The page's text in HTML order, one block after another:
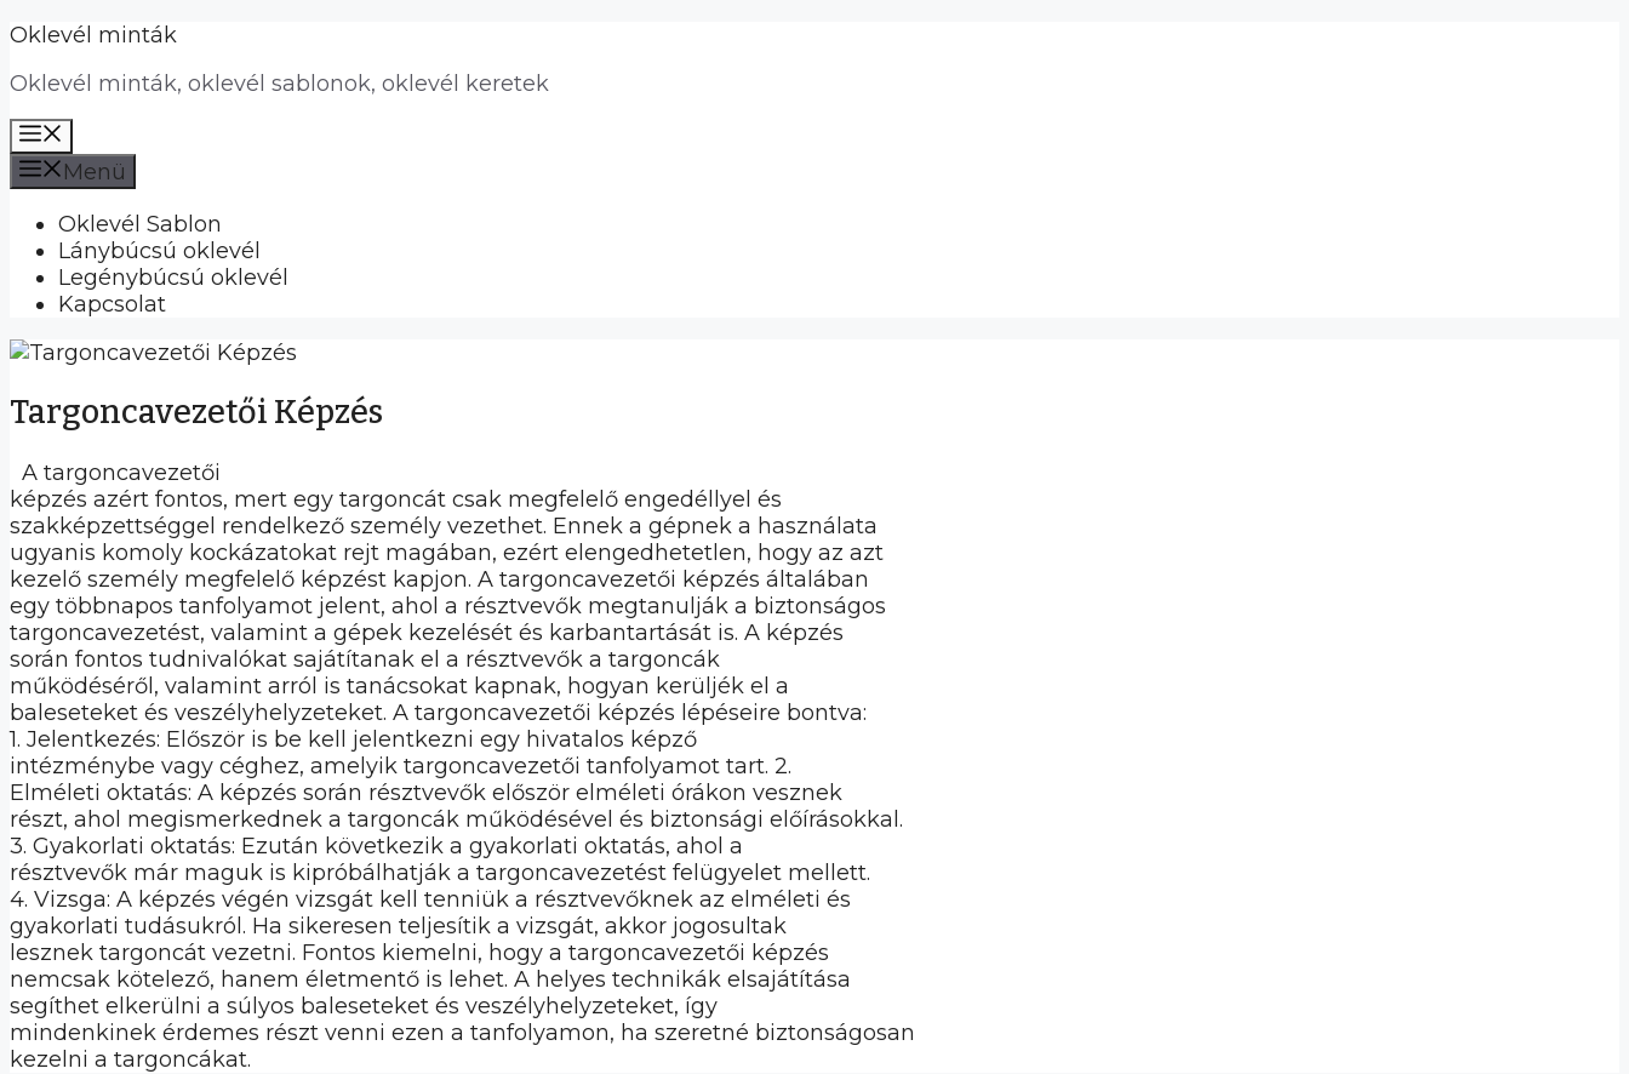
Kilépés
tartalomba
Oklevél minták
Oklevél minták, oklevél sablonok, oklevél keretek
Menü
Oklevél Sablon
Lánybúcsú oklevél
Legénybúcsú oklevél
Kapcsolat
Targoncavezetői Képzés
A targoncavezetői
képzés azért fontos, mert egy targoncát csak megfelelő engedéllyel és
szakképzettséggel rendelkező személy vezethet. Ennek a gépnek a használata
ugyanis komoly kockázatokat rejt magában, ezért elengedhetetlen, hogy az azt
kezelő személy megfelelő képzést kapjon. A targoncavezetői képzés általában
egy többnapos tanfolyamot jelent, ahol a résztvevők megtanulják a biztonságos
targoncavezetést, valamint a gépek kezelését és karbantartását is. A képzés
során fontos tudnivalókat sajátítanak el a résztvevők a targoncák
működéséről, valamint arról is tanácsokat kapnak, hogyan kerüljék el a
baleseteket és veszélyhelyzeteket. A targoncavezetői képzés lépéseire bontva:
1. Jelentkezés: Először is be kell jelentkezni egy hivatalos képző
intézménybe vagy céghez, amelyik targoncavezetői tanfolyamot tart. 2.
Elméleti oktatás: A képzés során résztvevők először elméleti órákon vesznek
részt, ahol megismerkednek a targoncák működésével és biztonsági előírásokkal.
3. Gyakorlati oktatás: Ezután következik a gyakorlati oktatás, ahol a
résztvevők már maguk is kipróbálhatják a targoncavezetést felügyelet mellett.
4. Vizsga: A képzés végén vizsgát kell tenniük a résztvevőknek az elméleti és
gyakorlati tudásukról. Ha sikeresen teljesítik a vizsgát, akkor jogosultak
lesznek targoncát vezetni. Fontos kiemelni, hogy a targoncavezetői képzés
nemcsak kötelező, hanem életmentő is lehet. A helyes technikák elsajátítása
segíthet elkerülni a súlyos baleseteket és veszélyhelyzeteket, így
mindenkinek érdemes részt venni ezen a tanfolyamon, ha szeretné biztonságosan
kezelni a targoncákat.